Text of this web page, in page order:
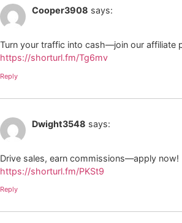
Cooper3908 says:
Turn your traffic into cash—join our affiliate
https://shorturl.fm/Tg6mv
Reply
Dwight3548 says:
Drive sales, earn commissions—apply now!
https://shorturl.fm/PKSt9
Reply